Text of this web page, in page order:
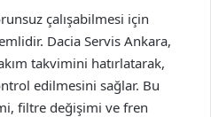
çalışabilmesi için
Dacia Servis Ankara,
takvimini hatırlatarak,
edilmesini sağlar. Bu
filtre değişimi ve fren